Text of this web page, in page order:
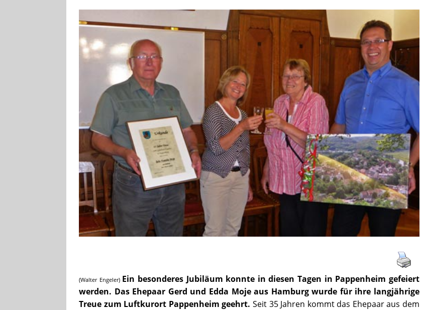
VERANSTALTUNGEN
[ 4. August 2026 ] Kanonendonner und Pappenheimer Marsch für Hubert
[ 7. August 2026 ] Sommerabendmusik mit Pop und Musicalklängen in
Pappenheim
KIRCHEN
(Walter Engeler) Ein besonderes Jubiläum konnte in diesen Tagen in Pappenheim gefeiert
werden. Das Ehepaar Gerd und Edda Moje aus Hamburg wurde für ihre langjährige
Treue zum Luftkurort Pappenheim geehrt. Seit 35 Jahren kommt das Ehepaar aus dem